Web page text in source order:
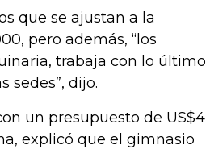
que se ajustan a la
pero además, “los
trabaja con lo último
sedes”, dijo.
un presupuesto de US$4
explicó que el gimnasio